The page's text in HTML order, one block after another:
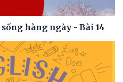
hàng ngày - Bài 14